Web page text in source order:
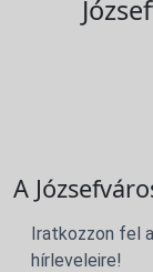
A
Iratkozzon fel
hírleveleire!